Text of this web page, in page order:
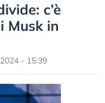
c’è
Musk in
- 15:39